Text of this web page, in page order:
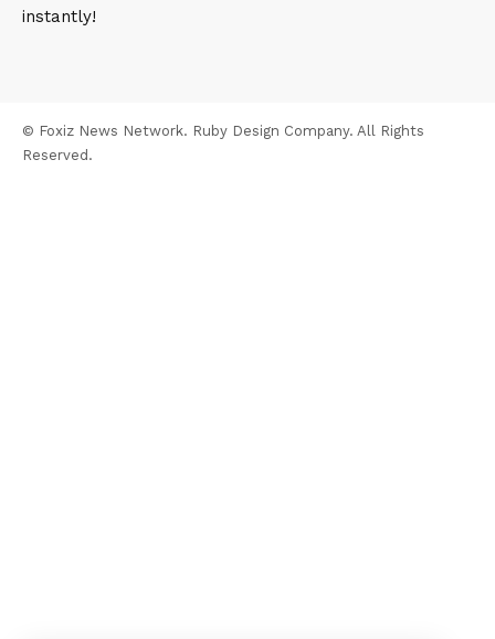
instantly!
© Foxiz News Network. Ruby Design Company. All Rights
Reserved.